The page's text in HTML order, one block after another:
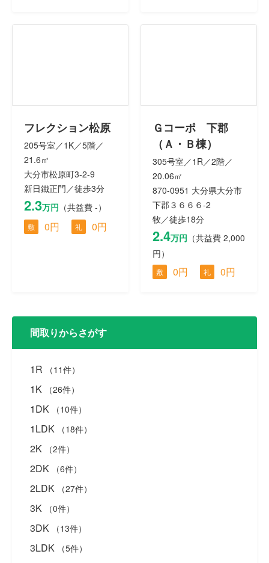
フレクション松原
205号室／1K／5階／
21.6㎡
大分市松原町3-2-9
新日鐵正門／徒歩3分
2.3万円 （共益費 -）
敷 0円 礼 0円
Ｇコーポ 下郡
（Ａ・Ｂ棟）
305号室／1R／2階／
20.06㎡
870-0951 大分県大分市
下郡３６６６-2
牧／徒歩18分
2.4万円 （共益費 2,000
円）
敷 0円 礼 0円
間取りからさがす
1R （11件）
1K （26件）
1DK （10件）
1LDK （18件）
2K （2件）
2DK （6件）
2LDK （27件）
3K （0件）
3DK （13件）
3LDK （5件）